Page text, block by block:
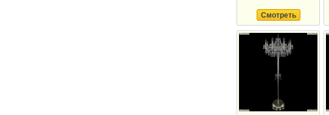
Смотреть